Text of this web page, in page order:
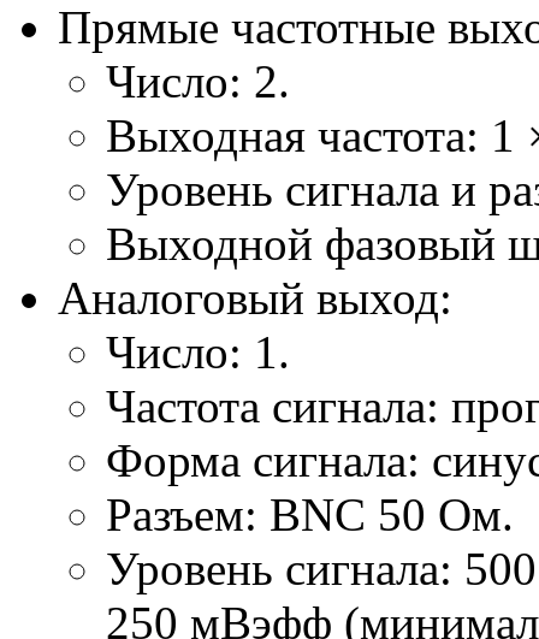
Прямые частотные
Число: 2.
Выходная частота:
Уровень сигнала и
Выходной фазовый
Аналоговый выход:
Число: 1.
Частота сигнала:
Форма сигнала:
Разъем: BNC 50 Ом.
Уровень сигнала:
250 мВэфф